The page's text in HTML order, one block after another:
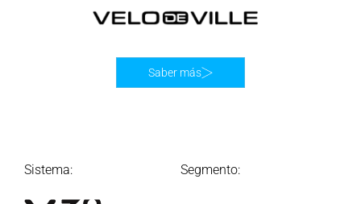
Sistema: Segmento:
Saber más